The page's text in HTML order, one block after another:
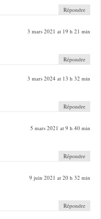
Répondre
3 mars 2021 at 19 h 21 min
Répondre
3 mars 2024 at 13 h 32 min
Répondre
5 mars 2021 at 9 h 40 min
Répondre
9 juin 2021 at 20 h 32 min
Répondre